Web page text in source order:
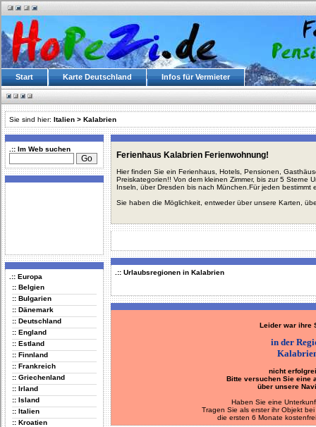
Start Karte Deutschland Infos für Vermieter
Sie sind hier: Italien > Kalabrien
.:: Im Web suchen
.:: Europa
:: Belgien
:: Bulgarien
:: Dänemark
:: Deutschland
:: England
:: Estland
:: Finnland
:: Frankreich
:: Griechenland
:: Irland
:: Island
:: Italien
:: Kroatien
Ferienhaus Kalabrien Ferienwohnung!
Hier finden Sie ein Ferienhaus, Hotels, Pensionen,
Preiskategorien!! Von dem kleinen Zimmer, bis zur 5 Sterne
Inseln, über Dresden bis nach München.Für jeden bestimmt
Sie haben die Möglichkeit, entweder über unsere Karten,
.:: Urlaubsregionen in Kalabrien
Leider war ihre
in der
nicht
Bitte versuchen Sie eine
über unsere
Haben Sie eine
Tragen Sie als erster ihr Objekt
die ersten 6 Monate